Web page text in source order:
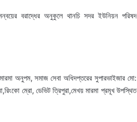
বরাদ্ধের অনুকুলে থানচি সদর ইউনিয়ন পরিষদ
অনুপম, সমাজ সেবা অধিদপ্তরের সুপারভাইজার মো:
ম্রো, ডেভিট ত্রিপুরা,মেখয় মারমা প্রমূখ উপস্থিত